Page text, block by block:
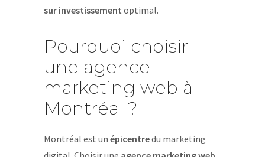
sur investissement optimal.
Pourquoi choisir
une agence
marketing web à
Montréal ?
Montréal est un épicentredu marketing